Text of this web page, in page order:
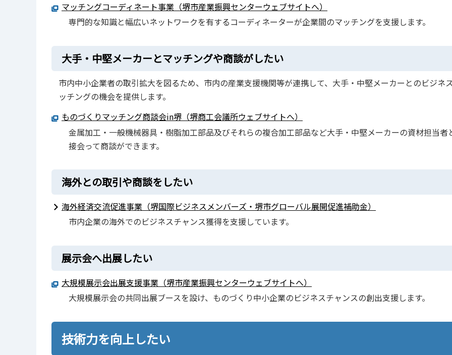
マッチングコーディネート事業（堺市産業振興センターウェブサイトへ）
専門的な知識と幅広いネットワークを有するコーディネーターが企業間のマッチングを支援します。
大手・中堅メーカーとマッチングや商談がしたい
市内中小企業者の取引拡大を図るため、市内の産業支援機関等が連携して、大手・中堅メーカーとのビジネ
ッチングの機会を提供します。
ものづくりマッチング商談会in堺（堺商工会議所ウェブサイトへ）
金属加工・一般機械器具・樹脂加工部品及びそれらの複合加工部品など大手・中堅メーカーの資材担当者
接会って商談ができます。
海外との取引や商談をしたい
海外経済交流促進事業（堺国際ビジネスメンバーズ・堺市グローバル展開促進補助金）
市内企業の海外でのビジネスチャンス獲得を支援しています。
展示会へ出展したい
大規模展示会出展支援事業（堺市産業振興センターウェブサイトへ）
大規模展示会の共同出展ブースを設け、ものづくり中小企業のビジネスチャンスの創出支援します。
技術力を向上したい